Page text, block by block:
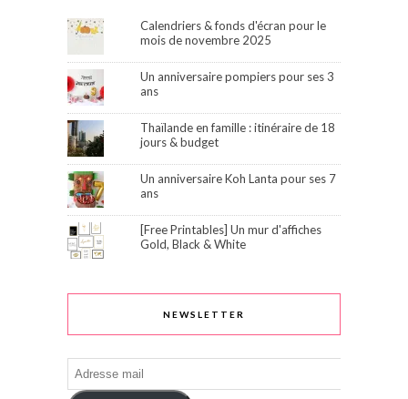
Calendriers & fonds d'écran pour le
mois de novembre 2025
Un anniversaire pompiers pour ses 3
ans
Thaïlande en famille : itinéraire de 18
jours & budget
Un anniversaire Koh Lanta pour ses 7
ans
[Free Printables] Un mur d'affiches
Gold, Black & White
NEWSLETTER
Adresse
mail